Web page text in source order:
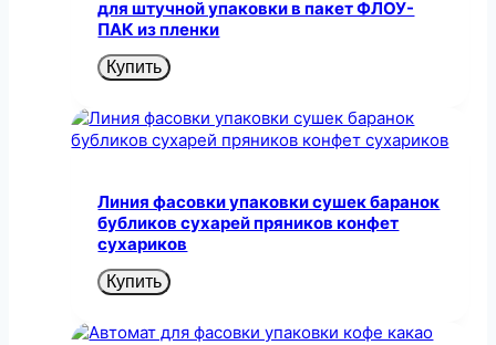
для штучной упаковки в пакет ФЛОУ-
ПАК из пленки
Купить
Линия фасовки упаковки сушек баранок
бубликов сухарей пряников конфет
сухариков
Купить